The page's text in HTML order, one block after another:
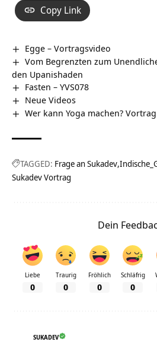
Copy Link
Egge‏‎ – Vortragsvideo
Vom Begrenzten zum
den Upanishaden
Fasten – YVS078
Neue Videos
Wer kann Yoga machen?
TAGGED: Frage an Sukadev
Sukadev Vortrag
Dein
Liebe
0
Traurig
0
Fröhlich
0
Schläfrig
0
SUKADEV